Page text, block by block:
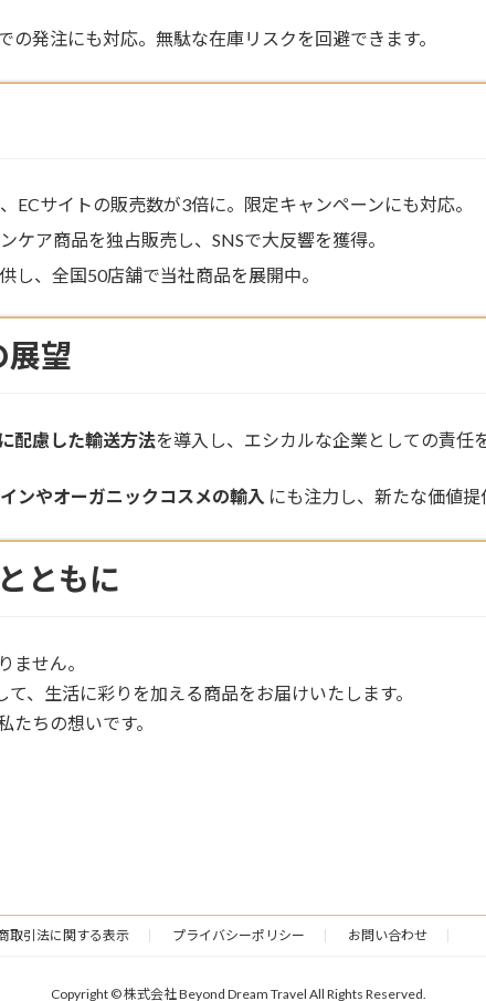
発注にも対応。無駄な在庫リスクを回避できます。
ECサイトの販売数が3倍に。限定キャンペーンにも対応。
ケア商品を独占販売し、SNSで大反響を獲得。
し、全国50店舗で当社商品を展開中。
展望
配慮した輸送方法を導入し、エシカルな企業としての責任
ンやオーガニックコスメの輸入 にも注力し、新たな価値提
ともに
ません。
、生活に彩りを加える商品をお届けいたします。
ちの想いです。
取引法に関する表示 プライバシーポリシー お問い合わせ
Copyright © 株式会社 Beyond Dream Travel All Rights Reserved.